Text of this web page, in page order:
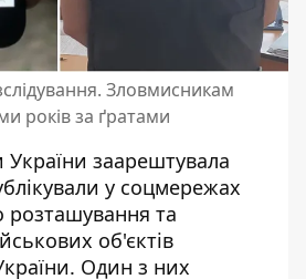
Зловмисникам
років за ґратами
заарештувала
у соцмережах
розташування та
об'єктів
Один з них